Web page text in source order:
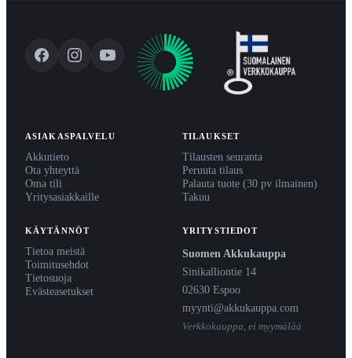
ASIAKASPALVELU
Akkutieto
Ota yhteyttä
Oma tili
Yritysasiakkaille
TILAUKSET
Tilausten seuranta
Peruuta tilaus
Palauta tuote (30 pv ilmainen)
Takuu
KÄYTÄNNÖT
Tietoa meistä
Toimitusehdot
Tietosuoja
Evästeasetukset
YRITYSTIEDOT
Suomen Akkukauppa
Sinikalliontie 14
02630 Espoo
myynti@akkukauppa.com
Verkkokauppa, ei myymälää